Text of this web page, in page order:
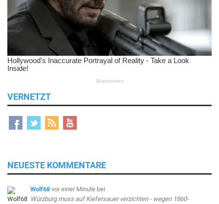
VERNETZT
NEUESTE KOMMENTARE
Wolf68 vor einer Minute bei
Würzburg muss auf Kiefersauer verzichten - wegen 1860-